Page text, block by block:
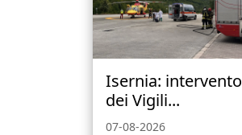
Isernia: intervento
dei Vigili...
07-08-2026